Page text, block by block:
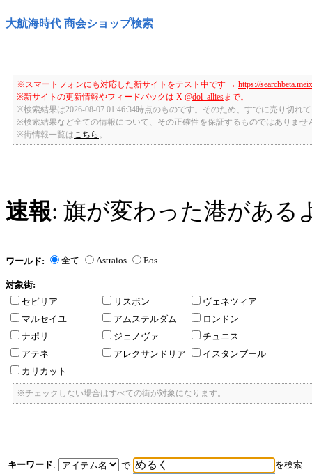
大航海時代 商会ショップ検索
※スマートフォンにも対応した新サイトをテスト中です → https://
※新サイトの更新情報やフィードバックは X @dol_alliesまで。
※検索結果は2026-08-07 01:46:34時点のものです。そのため、すでに売り切れ
※検索結果など全ての情報について、その正確性を保証するものではありませ
※街情報一覧は こちら
速報: 旗が変わった港がある
ワールド: 全て Astraios Eos
対象街:
セビリア
リスボン
ヴェネツィア
マルセイユ
アムステルダム
ロンドン
ナポリ
ジェノヴァ
チュニス
アテネ
アレクサンドリア
イスタンブール
カリカット
※チェックしない場合はすべての街が対象になります。
キーワード:
で
を検索